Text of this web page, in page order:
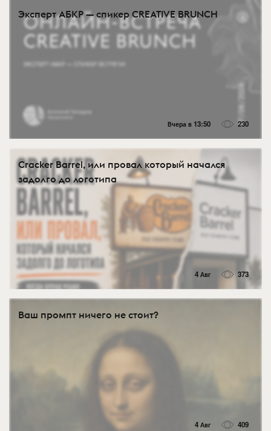
Эксперт АБКР — спикер CREATIVE BRUNCH
Вчера в 13:50 230
Cracker Barrel, или провал который начался
задолго до логотипа
4 Авг 373
Ваш промпт ничего не стоит?
4 Авг 409